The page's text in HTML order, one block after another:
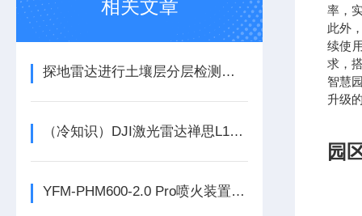
相关文章
探地雷达进行土壤层分层检测和地质学分层/地平线映射
（冷知识）DJI激光雷达禅思L1外业三种作业模式
YFM-PHM600-2.0 Pro喷火装置技术参数
率，
此外
续使
求，
智慧
升级
园